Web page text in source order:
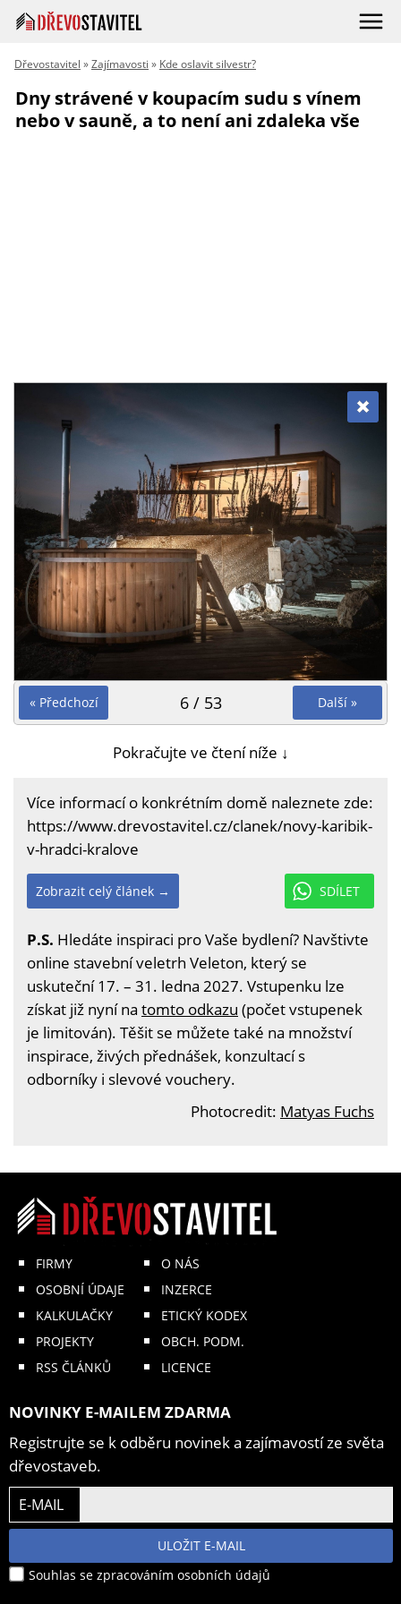
Dřevostavitel »Zajímavosti » Kde oslavit silvestr?
Dny strávené v koupacím sudu s vínem
nebo v sauně, a to není ani zdaleka vše
« Předchozí Další »
6 / 53
Pokračujte ve čtení níže ↓
Více informací o konkrétním domě naleznete zde:
https://www.drevostavitel.cz/clanek/novy-karibik-
v-hradci-kralove
SDÍLET
Zobrazit celý článek →
P.S. Hledáte inspiraci pro Vaše bydlení? Navštivte
online stavební veletrh Veleton, který se
uskuteční 17. – 31. ledna 2027. Vstupenku lze
získat již nyní na tomto odkazu (počet vstupenek
je limitován). Těšit se můžete také na množství
inspirace, živých přednášek, konzultací s
odborníky i slevové vouchery.
Photocredit: Matyas Fuchs
FIRMY
OSOBNÍ ÚDAJE
KALKULAČKY
PROJEKTY
RSS ČLÁNKŮ
O NÁS
INZERCE
ETICKÝ KODEX
OBCH. PODM.
LICENCE
NOVINKY E-MAILEM ZDARMA
Registrujte se k odběru novinek a zajímavostí ze světa
dřevostaveb.
E-MAIL
ULOŽIT E-MAIL
Souhlas se zpracováním osobních údajů